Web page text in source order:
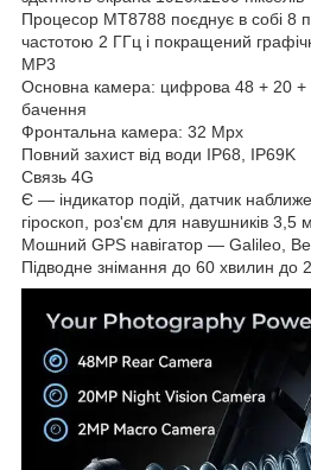
Процесор МТ8788 поєднує в собі 8
частотою 2 ГГц і покращений
MP3
Основна камера: цифрова 48 + 20 +
бачення
Фронтальна камера: 32 Mpx
Повний захист від води IP68, IP69K
Cвязь 4G
Є — індикатор подій, датчик
гіроскоп, роз'єм для навушників 3,5
Мошний GPS навігатор — Galileo,
Підводне знімання до 60 хвилин до